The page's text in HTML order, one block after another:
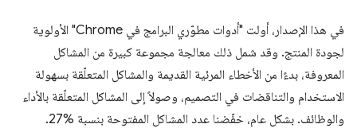
في هذا الإصدار، أولت "أدوات مطوّري البرامج في Chrome" الأولوية
لجودة المنتج. وقد شمل ذلك معالجة مجموعة كبيرة من المشاكل
المعروفة، بدءًا من الأخطاء المرئية القديمة والمشاكل المتعلّقة بسهولة
الاستخدام والتناقضات في التصميم، وصولاً إلى المشاكل المتعلّقة بالأداء
والوظائف. بشكل عام، خفّضنا عدد المشاكل المفتوحة بنسبة %27.